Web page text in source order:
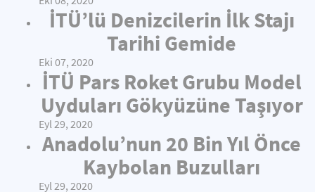
İTÜ’lü Denizcilerin İlk Stajı
Tarihi Gemide
Eki 07, 2020
İTÜ Pars Roket Grubu Model
Uyduları Gökyüzüne Taşıyor
Eyl 29, 2020
Anadolu’nun 20 Bin Yıl Önce
Kaybolan Buzulları
Eyl 29, 2020